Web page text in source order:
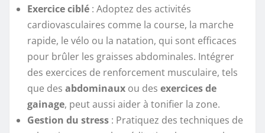
Exercice ciblé : Adoptez des activités
cardiovasculaires comme la course, la marche
rapide, le vélo ou la natation, qui sont efficaces
pour brûler les graisses abdominales. Intégrer
des exercices de renforcement musculaire, tels
que des abdominaux ou des exercices de
gainage, peut aussi aider à tonifier la zone.
Gestion du stress : Pratiquez des techniques de